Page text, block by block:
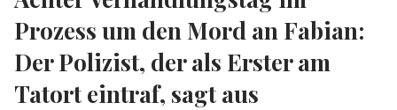
Prozess um den Mord an Fabian:
Der Polizist, der als Erster am
Tatort eintraf, sagt aus